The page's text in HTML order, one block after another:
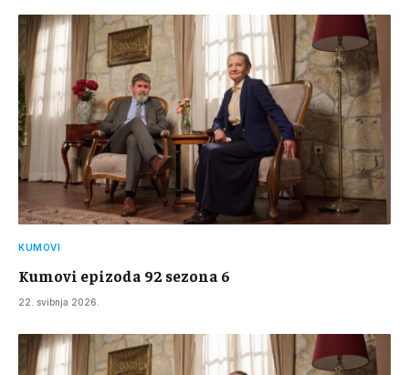
KUMOVI
Kumovi epizoda 92 sezona 6
22. svibnja 2026.